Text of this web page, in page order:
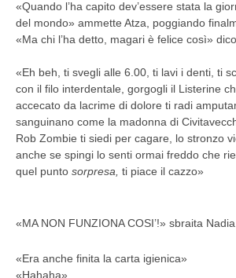
«Quando l’ha capito dev’essere stata la
del mondo» ammette Atza, poggiando
«Ma chi l’ha detto, magari è felice così» dico.
«Eh beh, ti svegli alle 6.00, ti lavi i denti, ti
con il filo interdentale, gorgogli il Listerine
accecato da lacrime di dolore ti radi
sanguinano come la madonna di
Rob Zombie ti siedi per cagare, lo stronzo
anche se spingi lo senti ormai freddo che
quel punto sorpresa, ti piace il cazzo»
«MA NON FUNZIONA COSI’!» sbraita Nadia.
«Era anche finita la carta igienica»
«Hahaha»